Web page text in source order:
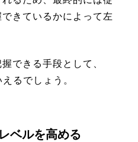
きているかによって左
できる手段として、
るでしょう。
ベルを高める